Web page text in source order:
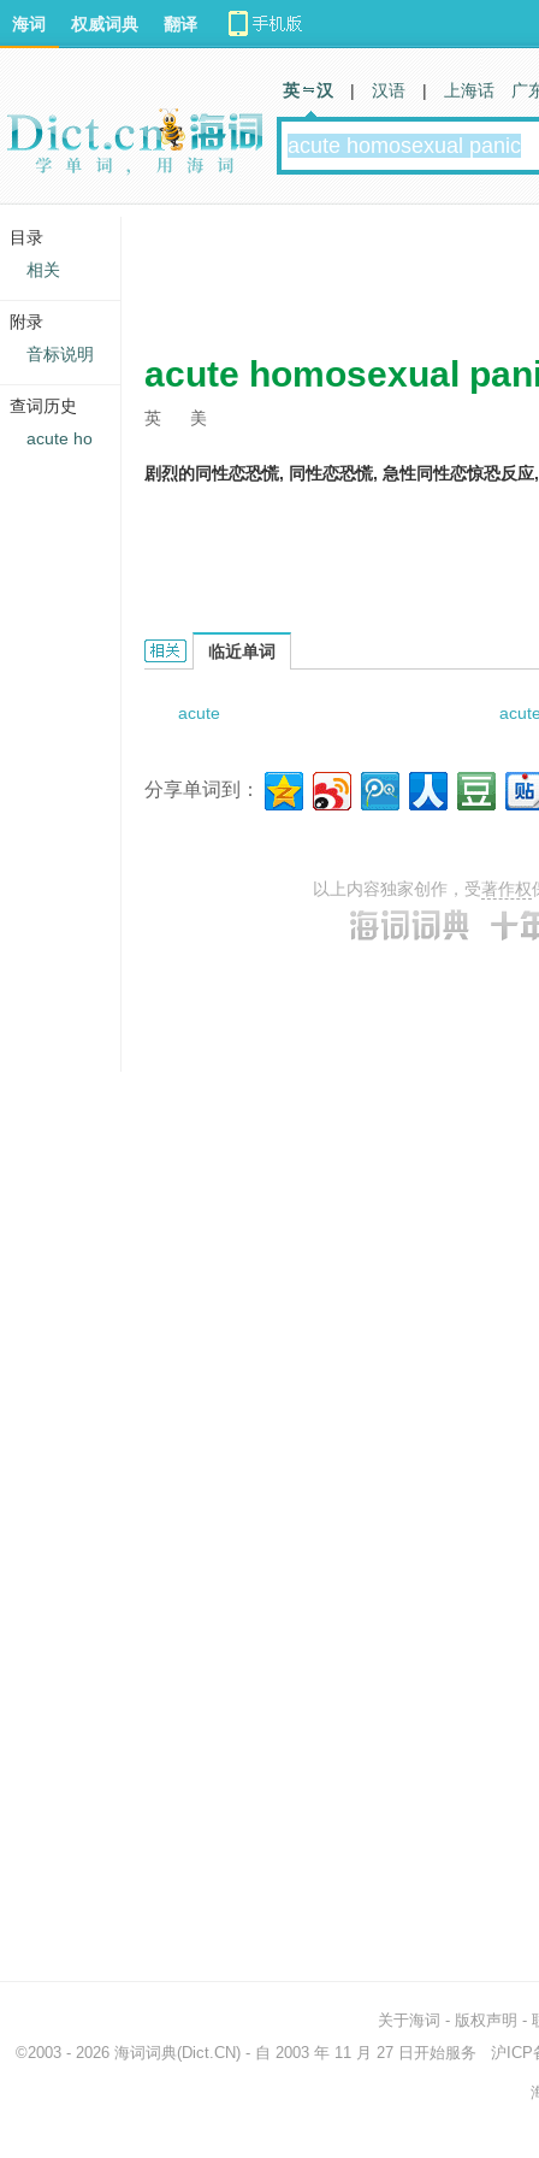
acute homosexual
英 美
剧烈的同性恋恐慌, 同性恋恐慌, 急性同性恋惊恐反
acute homosexual panic的相关资料：
临近单词
acute
分享单词到：
以上内容独家创作，受著作权
海词 权威词典 翻译
英 汉 | 汉语 | 上海话 广
关于海词 - 版权声明 -
©2003 - 2026 海词词典(Dict.CN) - 自 2003 年 11 月 27 日开始服务 沪ICP
目录
相关
附录
音标说明
查词历史
acute ho